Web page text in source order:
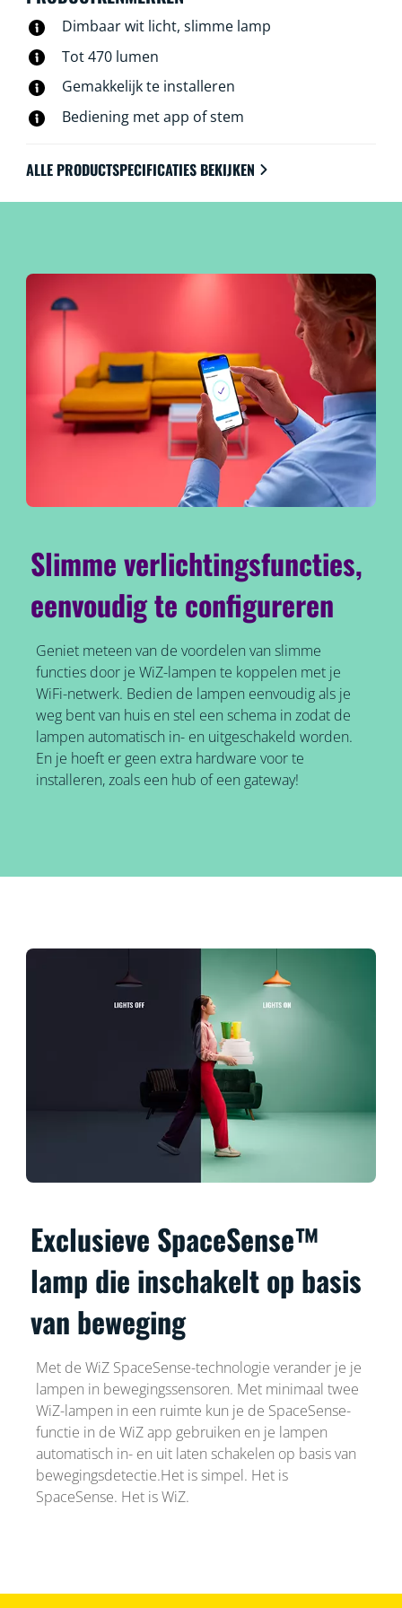
Dimbaar wit licht, slimme lamp
Tot 470 lumen
Gemakkelijk te installeren
Bediening met app of stem
ALLE PRODUCTSPECIFICATIES BEKIJKEN
Slimme verlichtingsfuncties,
eenvoudig te configureren
Geniet meteen van de voordelen van slimme
functies door je WiZ-lampen te koppelen met je
WiFi-netwerk. Bedien de lampen eenvoudig als je
weg bent van huis en stel een schema in zodat de
lampen automatisch in- en uitgeschakeld worden.
En je hoeft er geen extra hardware voor te
installeren, zoals een hub of een gateway!
Exclusieve SpaceSense™
lamp die inschakelt op basis
van beweging
Met de WiZ SpaceSense-technologie verander je je
lampen in bewegingssensoren. Met minimaal twee
WiZ-lampen in een ruimte kun je de SpaceSense-
functie in de WiZ app gebruiken en je lampen
automatisch in- en uit laten schakelen op basis van
bewegingsdetectie.Het is simpel. Het is
SpaceSense. Het is WiZ.